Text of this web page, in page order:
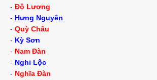
- Đô Lương
- Hưng Nguyên
- Quỳ Châu
- Kỳ Sơn
- Nam Đàn
- Nghi Lộc
- Nghĩa Đàn